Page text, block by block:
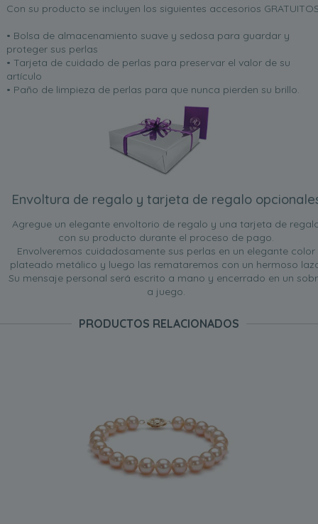
Con su producto se incluyen los siguientes accesorios
• Bolsa de almacenamiento suave y sedosa para guardar y
proteger sus perlas
• Tarjeta de cuidado de perlas para preservar el valor de su
artículo
• Paño de limpieza de perlas para que nunca pierden su brillo.
Envoltura de regalo y tarjeta de regalo
Agregue un elegante envoltorio de regalo y una tarjeta de
con su producto durante el proceso de pago.
Envolveremos cuidadosamente sus perlas en un elegante color
plateado metálico y luego las remataremos con un hermoso
Su mensaje personal será escrito a mano y encerrado en un
a juego.
PRODUCTOS RELACIONADOS